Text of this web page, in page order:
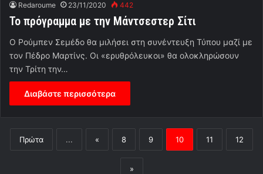
Redaroume 23/11/2020 442
Το πρόγραμμα με την Μάντσεστερ Σίτι
Ο Ρούμπεν Σεμέδο θα μιλήσει στη συνέντευξη Τύπου μαζί με
τον Πέδρο Μαρτίνς. Οι «ερυθρόλευκοι» θα ολοκληρώσουν
την Τρίτη την…
Διαβάστε περισσότερα
Πρώτα ... « 8 9 10 11 12
»